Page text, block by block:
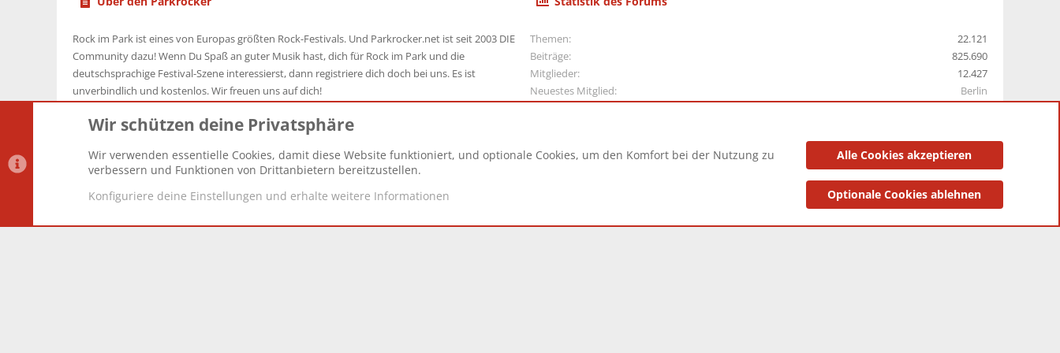
Rock im Park ist eines von Europas größten Rock-Festivals. Und Parkrocker.net ist seit 2003 DIE
Community dazu! Wenn Du Spaß an guter Musik hast, dich für Rock im Park und die
deutschsprachige Festival-Szene interessierst, dann registriere dich doch bei uns. Es ist
unverbindlich und kostenlos. Wir freuen uns auf dich!
Themen
22.121
Beiträge
825.690
Mitglieder
12.427
Neuestes Mitglied
Berlin
Datenschutz-Einstellungen PR Light Deutsch [Du] Datenschutzerklärung Impressum
Wir schützen deine Privatsphäre
Wir verwenden essentielle Cookies, damit diese Website funktioniert, und optionale Cookies, um den Komfort bei der Nutzung zu
verbessern und Funktionen von Drittanbietern bereitzustellen.
Konfiguriere deine Einstellungen und erhalte weitere Informationen
Alle Cookies akzeptieren
Optionale Cookies ablehnen